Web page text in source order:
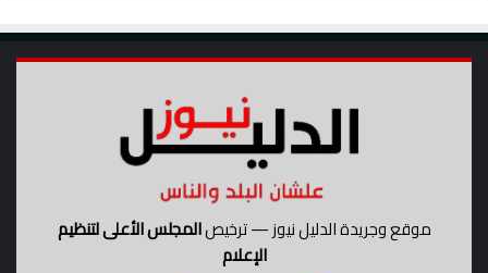
ا
ل
موقع وجريدة الدليل نيوز — ترخيصالمجلس الأعلى لتنظيم
الإعلام